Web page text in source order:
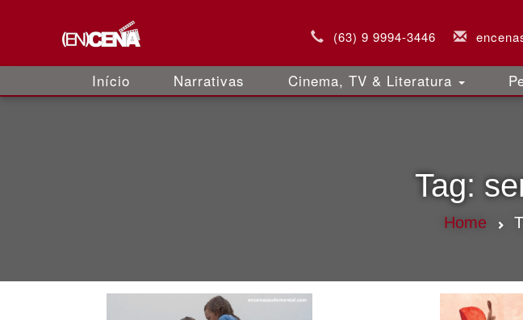
(63) 9 9994-3446
Início Narrativas Cinema, TV & Literatura
Tag:
Home